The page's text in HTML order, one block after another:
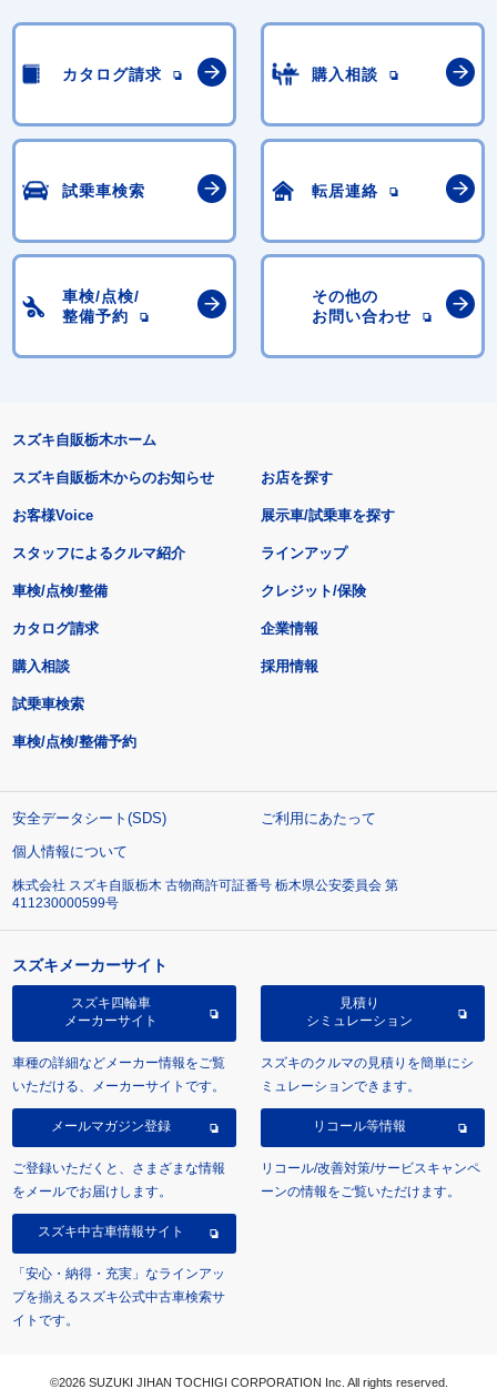
カタログ請求 購入相談
試乗車検索 転居連絡
車検/点検/
整備予約
その他の
お問い合わせ
スズキ自販栃木ホーム
スズキ自販栃木からのお知らせ
お客様Voice
スタッフによるクルマ紹介
お店を探す
展示車/試乗車を探す
ラインアップ
車検/点検/整備 クレジット/保険
カタログ請求
購入相談
試乗車検索
車検/点検/整備予約
企業情報
採用情報
安全データシート(SDS)
ご利用にあたって
個人情報について
株式会社 スズキ自販栃木 古物商許可証番号 栃木県公安委員会 第
411230000599号
スズキメーカーサイト
スズキ四輪車
メーカーサイト
車種の詳細などメーカー情報をご覧
いただける、メーカーサイトです。
見積り
シミュレーション
スズキのクルマの見積りを簡単にシ
ミュレーションできます。
メールマガジン登録
ご登録いただくと、さまざまな情報
をメールでお届けします。
リコール等情報
リコール/改善対策/サービスキャンペ
ーンの情報をご覧いただけます。
スズキ中古車情報サイト
「安心・納得・充実」なラインアッ
プを揃えるスズキ公式中古車検索サ
イトです。
©2026 SUZUKI JIHAN TOCHIGI CORPORATION Inc. All rights reserved.